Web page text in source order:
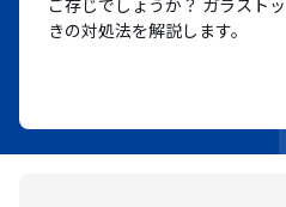
きの対処法を解説します。